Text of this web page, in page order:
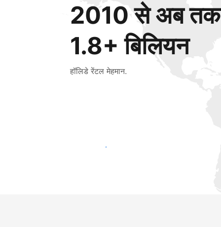
2010 से अब तक
1.8+ बिलियन
हॉलिडे रेंटल मेहमान.
आज ही नए मेहमानों तक पहुंचें